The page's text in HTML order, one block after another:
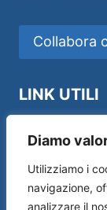
Diamo
Utilizziamo i
navigazione,
analizzare il
Collabora
LINK UTILI